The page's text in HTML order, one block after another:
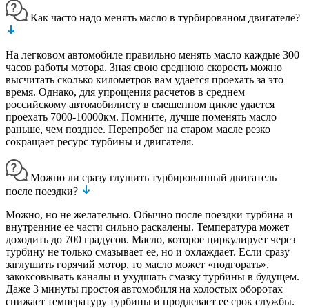
Как часто надо менять масло в турбированом двигателе?
На легковом автомобиле правильно менять масло каждые 300
часов работы мотора. Зная свою среднюю скорость можно
высчитать сколько километров вам удается проехать за это
время. Однако, для упрощения расчетов в среднем
российскому автомобилисту в смешенном цикле удается
проехать 7000-10000км. Помните, лучше поменять масло
раньше, чем позднее. Перепробег на старом масле резко
сокращает ресурс турбины и двигателя.
Можно ли сразу глушить турбированный двигатель
после поездки?
Можно, но не желательно. Обычно после поездки турбина и
внутренние ее части сильно раскалены. Температура может
доходить до 700 градусов. Масло, которое циркулирует через
турбину не только смазывает ее, но и охлаждает. Если сразу
заглушить горячий мотор, то масло может «подгорать»,
закоксовывать каналы и ухудшать смазку турбины в будущем.
Даже 3 минуты простоя автомобиля на холостых оборотах
снижает температуру турбины и продлевает ее срок службы.